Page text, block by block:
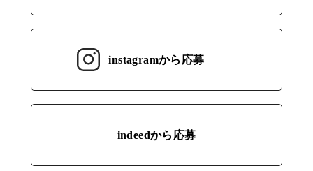
instagramから応募
indeedから応募